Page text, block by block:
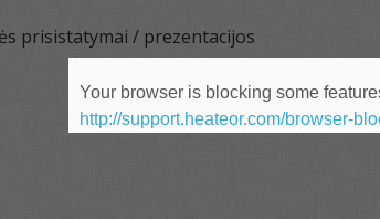
prisistatymai / prezentacijos
Your browser is blocking some
http://support.heateor.com/browser-